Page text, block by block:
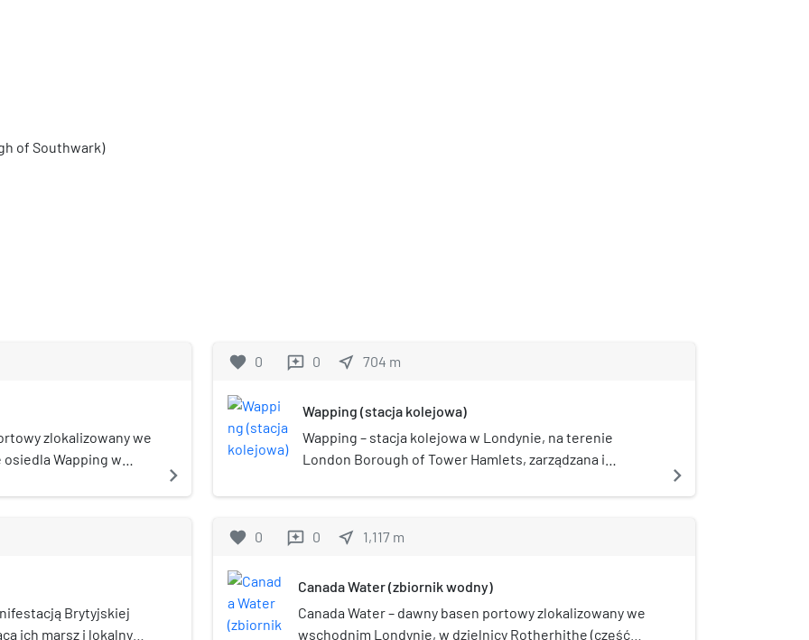
of Southwark)
zlokalizowany we
Wapping w
Yard i Glamis.
navigate_next
Brytyjskiej
ich marsz i lokalnymi
favorite 0 reviews 0 near_me 704 m
Wapping (stacja kolejowa)
Wapping – stacja kolejowa w Londynie, na terenie
London Borough of Tower Hamlets, zarządzana i
zmodernizowanej East London Line, oddanej do użytku
do "starej" East London Line, stanowiącej jedną z linii
pasażerów.
navigate_next
favorite 0 reviews 0 near_me 1,117 m
Canada Water (zbiornik wodny)
Canada Water – dawny basen portowy zlokalizowany we
wschodnim Londynie, w dzielnicy Rotherhithe (część